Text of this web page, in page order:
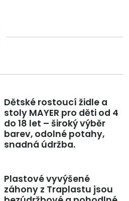
Dětské rostoucí židle a
stoly MAYER pro děti od 4
do 18 let – široký výběr
barev, odolné potahy,
snadná údržba.
Plastové vyvýšené
záhony z Traplastu jsou